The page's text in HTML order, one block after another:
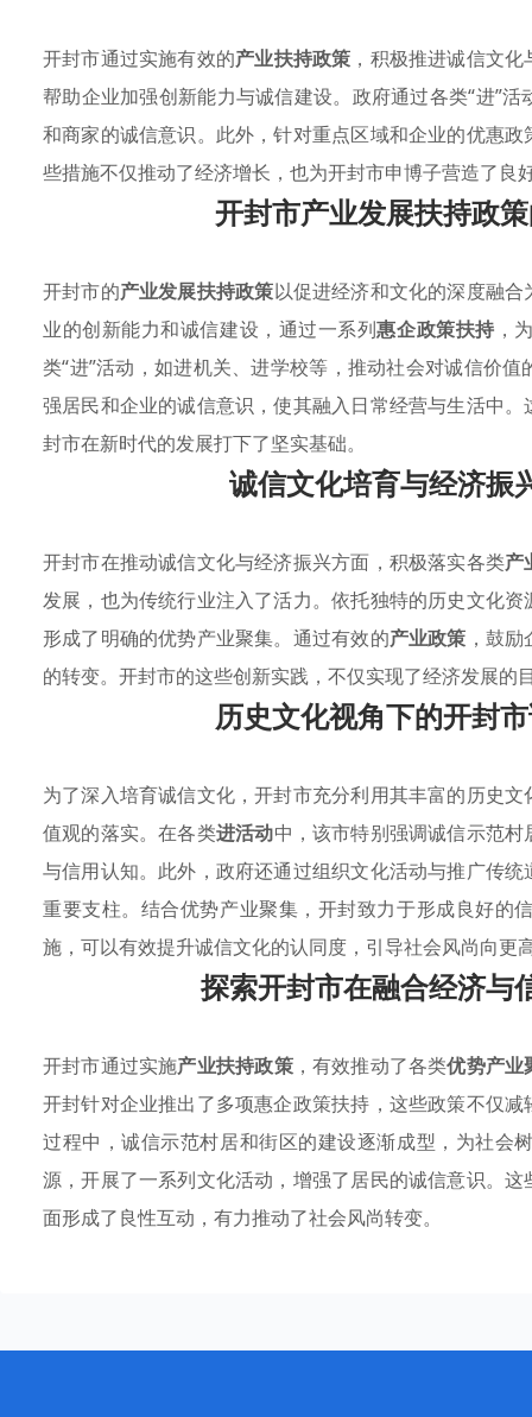
开封市通过实施有效的产业扶持政策 ，积极推进诚信文
帮助企业加强创新能力与诚信建设。政府通过各类“进”
和商家的诚信意识。此外，针对重点区域和企业的优惠
些措施不仅推动了经济增长，也为开封市申博子营造了良
开封市产业发展扶持政
开封市的产业发展扶持政策以促进经济和文化的深度融合
业的创新能力和诚信建设，通过一系列惠企政策扶持 ，
类“进”活动，如进机关、进学校等，推动社会对诚信价
强居民和企业的诚信意识，使其融入日常经营与生活中
封市在新时代的发展打下了坚实基础。
诚信文化培育与经济振
开封市在推动诚信文化与经济振兴方面，积极落实各类产
发展，也为传统行业注入了活力。依托独特的历史文化
形成了明确的优势产业聚集。通过有效的产业政策 ，鼓
的转变。开封市的这些创新实践，不仅实现了经济发展的
历史文化视角下的开封
为了深入培育诚信文化，开封市充分利用其丰富的历史文
值观的落实。在各类进活动中，该市特别强调诚信示范
与信用认知。此外，政府还通过组织文化活动与推广传
重要支柱。结合优势产业聚集，开封致力于形成良好的
施，可以有效提升诚信文化的认同度，引导社会风尚向更
探索开封市在融合经济与
开封市通过实施产业扶持政策，有效推动了各类优势产业
开封针对企业推出了多项惠企政策扶持，这些政策不仅
过程中，诚信示范村居和街区的建设逐渐成型，为社会
源，开展了一系列文化活动，增强了居民的诚信意识。
面形成了良性互动，有力推动了社会风尚转变。